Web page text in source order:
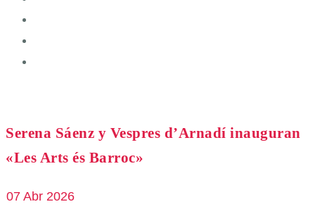
Serena Sáenz y Vespres d’Arnadí inauguran
«Les Arts és Barroc»
07 Abr 2026